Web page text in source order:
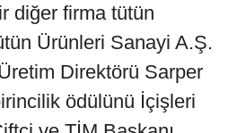
diğer firma tütün
Ürünleri Sanayi A.Ş.
Direktörü Sarper
ödülünü İçişleri